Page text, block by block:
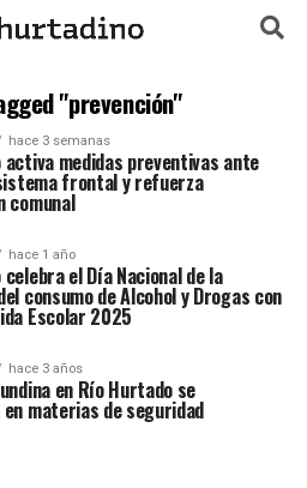
"prevención"
hace 3 semanas
medidas preventivas ante
frontal y refuerza
comunal
hace 1 año
el Día Nacional de la
consumo de Alcohol y Drogas con
Escolar 2025
hace 3 años
en Río Hurtado se
materias de seguridad